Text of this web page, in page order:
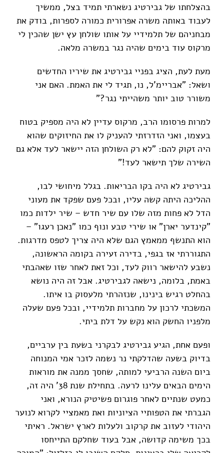
בהצלחתו של גבירטיג נשארתי תמיד בצל, ממשיך
לעבוד באותה משרה אפרורית כמורה לספרות, בודק את
מבחניהם של תלמידיי על אותו שולחן עץ ישן שהכין לי
מרקוס עוד בימים שהיה נגר במשרה מלאה.
מעת לעת, הציג בפניי גבירטיג את שיריו החדשים
ושאל: "אבריימ'ל, נו, תגיד לי את האמת. האם אני
משורר טוב יותר משהייתי נגר?"
למרות פרסומו הרב, מרקוס עדיין לא היה מספיק בטוח
בעצמו, ואני הזדרזתי להעניק לו את החיזוקים שהוא
היה זקוק להם: "לא רק השולחן הזה יישאר לעד אלא גם
השירה שלך תישאר לעד!"
גבירטיג לא היה בקו הבריאות. בגלל מיחושי לבו,
ההליכה היתה קשה עליו, ובכל פעם שפקד את מעוני
הדל לא פחות מזה שלו עם שיר חדש – שיר ילדות כמו
"קינדער יארן" או שירי טבע ונוף כמו "נאכן רעגו" –
הוא התנשף ממאמץ הגם שלא היה צריך לטפס מדרגות.
התגוררתי אז בגפי, בדירה זעירה בקומה הראשונה,
נשבע להישאר רווק לעד, וכל זאת לאחר שזו שאהבתי
באמת, בלומה, נישאה לגבירטיג. אבל זה היה נושא
בהחלט רגיש בינינו, שנזהרתי מלעסוק בו איתו.
המשכתי לרכון על מחברות תלמידיי, ובכל פעם שעלה
מלפניו החשק הוא נקש על דלת ביתי.
ופעם אחת, הגיע גבירטיג לבקרני בשעת בין ערביים,
בדיוק בשעה שהדלקתי נר נשמה לזכר אמי המנוחה
ביום השנה הרביעי למותה, שחסך ממנה את מוראות
הימים הבאים עלינו לרעה. בתחילת שנת 38' היה זה,
כמעט שנתיים לאחר פוגרום פשיטיק הנורא, ואני
הגברתי את הטפותיי הציוניות ואת מאמציי לקרוא לנוער
היהודי לעזוב את קרקוב ולעלות לארץ ישראל. ראיתי
בכך משימה קדושה, אבל בעוד שחלקם התייחסו